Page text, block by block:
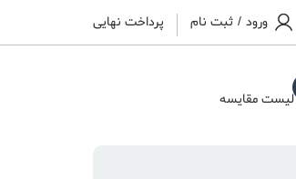
پرداخت نهایی ثبت نام / ورود
لیست مقایسه